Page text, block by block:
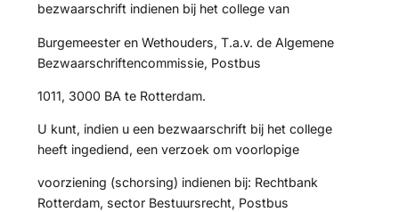
bezwaarschrift indienen bij het college van
Burgemeester en Wethouders, T.a.v. de Algemene
Bezwaarschriftencommissie, Postbus
1011, 3000 BA te Rotterdam.
U kunt, indien u een bezwaarschrift bij het college
heeft ingediend, een verzoek om voorlopige
voorziening (schorsing) indienen bij: Rechtbank
Rotterdam, sector Bestuursrecht, Postbus